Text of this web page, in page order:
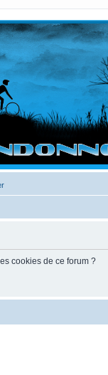
de Bretagne . Bonne
cookies de ce forum ?